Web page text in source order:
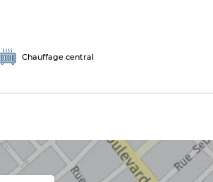
Chauffage central